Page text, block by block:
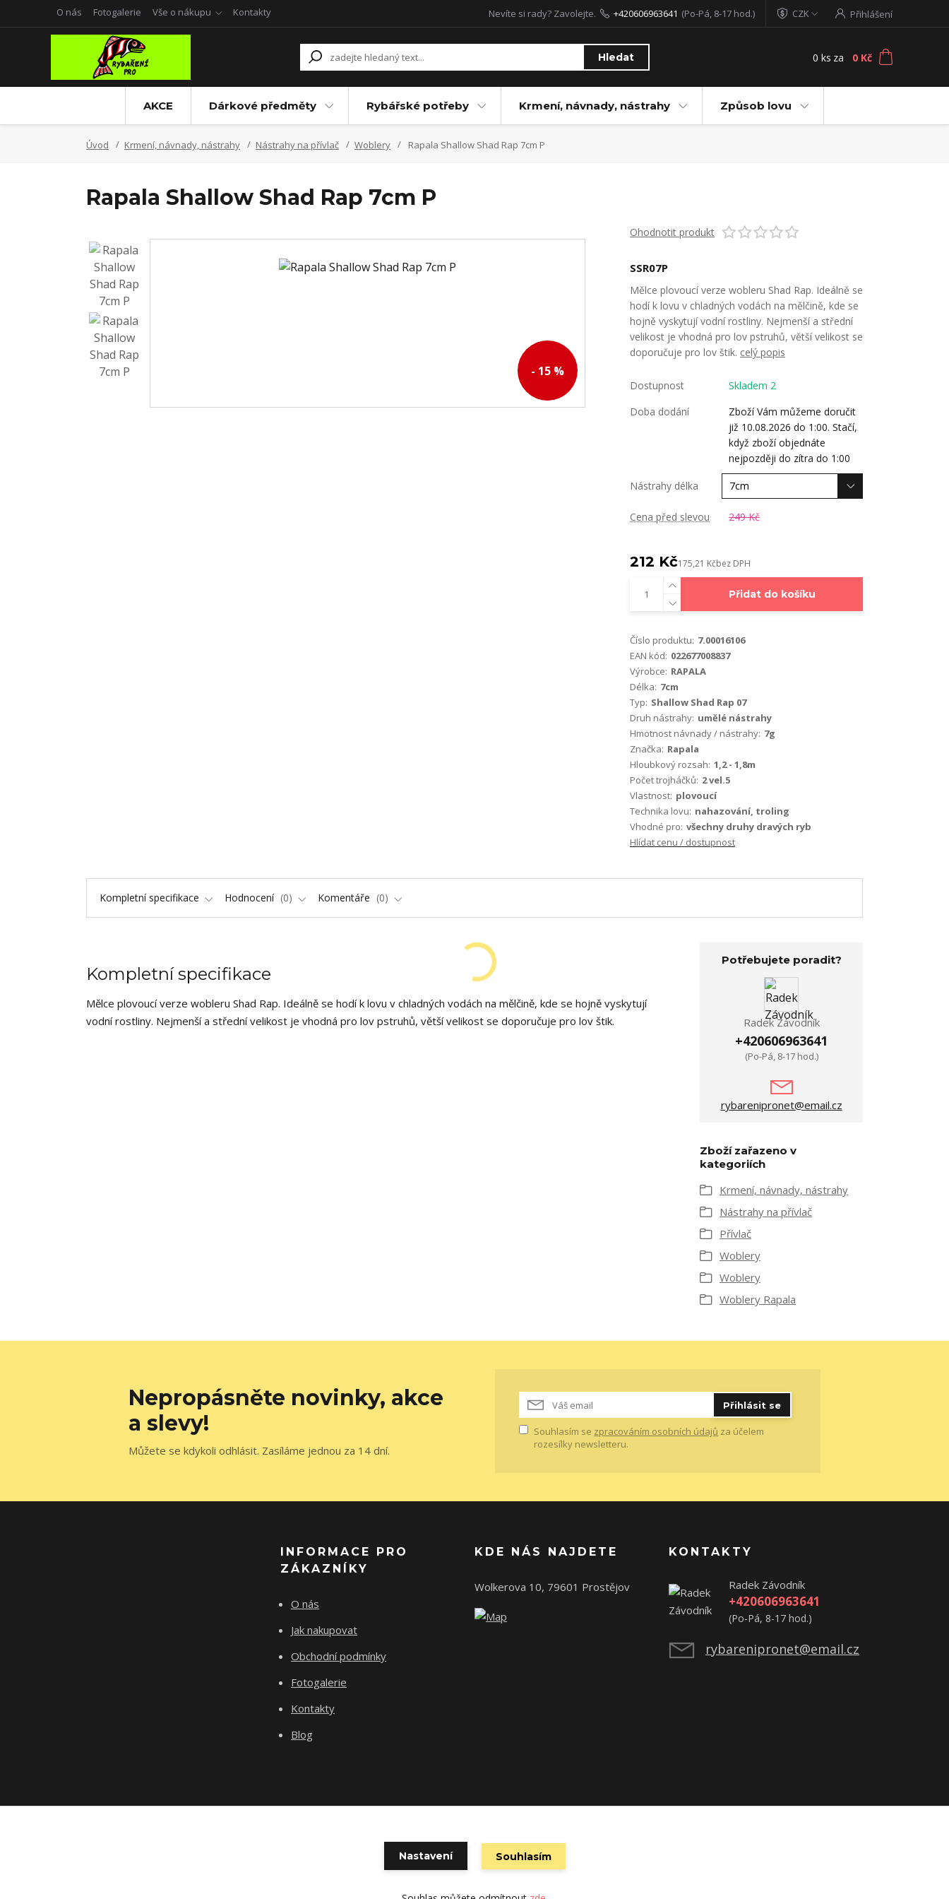
O nás Fotogalerie Vše o nákupu Kontakty CZK Přihlášení
Hledat
Nevíte si rady? Zavolejte. +420606963641 (Po-Pá, 8-17 hod.)
0 ks za 0 Kč
AKCE Dárkové předměty Rybářské potřeby Krmení, návnady, nástrahy Způsob lovu
Úvod Krmení, návnady, nástrahy Nástrahy na přívlač Woblery Rapala Shallow Shad Rap 7cm P
Rapala Shallow Shad Rap 7cm P
- 15 %
Ohodnotit produkt
SSR07P
Mělce plovoucí verze wobleru Shad Rap. Ideálně se
hodí k lovu v chladných vodách na mělčině, kde se
hojně vyskytují vodní rostliny. Nejmenší a střední
velikost je vhodná pro lov pstruhů, větší velikost se
doporučuje pro lov štik. celý popis
Dostupnost
Skladem 2
Doba dodání
Zboží Vám můžeme doručit
již 10.08.2026 do 1:00. Stačí,
když zboží objednáte
nejpozději do zítra do 1:00
Nástrahy délka
Cena před slevou 249 Kč
212 Kč175,21 Kčbez DPH
Přidat do košíku
Číslo produktu: 7.00016106
EAN kód: 022677008837
Výrobce: RAPALA
Délka: 7cm
Typ: Shallow Shad Rap 07
Druh nástrahy: umělé nástrahy
Hmotnost návnady / nástrahy: 7g
Značka: Rapala
Hloubkový rozsah: 1,2 - 1,8m
Počet trojháčků: 2 vel.5
Vlastnost: plovoucí
Technika lovu: nahazování, troling
Vhodné pro: všechny druhy dravých ryb
Hlídat cenu / dostupnost
Kompletní specifikace Hodnocení 0 Komentáře 0
Kompletní specifikace
Mělce plovoucí verze wobleru Shad Rap. Ideálně se hodí k lovu v chladných vodách na mělčině, kde se hojně vyskytují
vodní rostliny. Nejmenší a střední velikost je vhodná pro lov pstruhů, větší velikost se doporučuje pro lov štik.
Potřebujete poradit?
Radek Závodník
+420606963641
(Po-Pá, 8-17 hod.)
rybarenipronet@email.cz
Zboží zařazeno v
kategoriích
Krmení, návnady, nástrahy
Nástrahy na přívlač
Přívlač
Woblery
Woblery
Woblery Rapala
Nepropásněte novinky, akce
a slevy!
Můžete se kdykoli odhlásit. Zasíláme jednou za 14 dní.
Přihlásit se
Souhlasím se zpracováním osobních údajů za účelem
rozesílky newsletteru.
INFORMACE PRO
ZÁKAZNÍKY
O nás
Jak nakupovat
Obchodní podmínky
Fotogalerie
Kontakty
Blog
KDE NÁS NAJDETE
Wolkerova 10, 79601 Prostějov
KONTAKTY
Radek Závodník
+420606963641
(Po-Pá, 8-17 hod.)
rybarenipronet@email.cz
test
Vytvořeno na
Nastavení Souhlasím